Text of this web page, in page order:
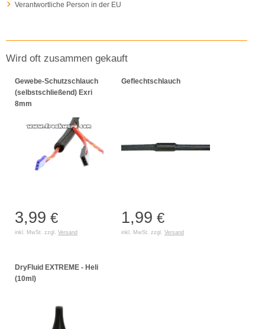
Verantwortliche Person in der EU
Wird oft zusammen gekauft
Gewebe-Schutzschlauch
(selbstschließend) Exri
8mm
3,99 €
inkl. MwSt. zzgl. Versand
Geflechtschlauch
1,99 €
inkl. MwSt. zzgl. Versand
DryFluid EXTREME - Heli
(10ml)